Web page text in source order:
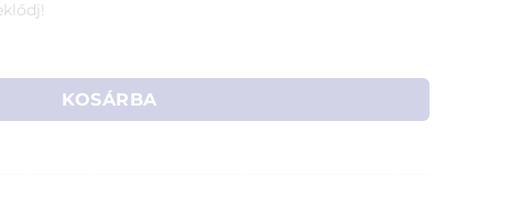
mennyiség
KOSÁRBA